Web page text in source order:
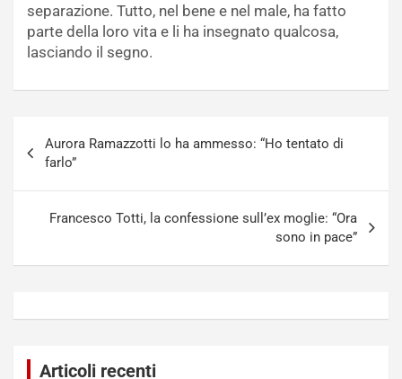
separazione. Tutto, nel bene e nel male, ha fatto
parte della loro vita e li ha insegnato qualcosa,
lasciando il segno.
articoli
Aurora Ramazzotti lo ha ammesso: “Ho tentato di
farlo”
Francesco Totti, la confessione sull’ex moglie: “Ora
sono in pace”
Articoli recenti